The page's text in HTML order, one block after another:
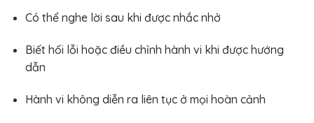
Có thể nghe lời sau khi được nhắc nhở
Biết hối lỗi hoặc điều chỉnh hành vi khi được hướng
dẫn
Hành vi không diễn ra liên tục ở mọi hoàn cảnh